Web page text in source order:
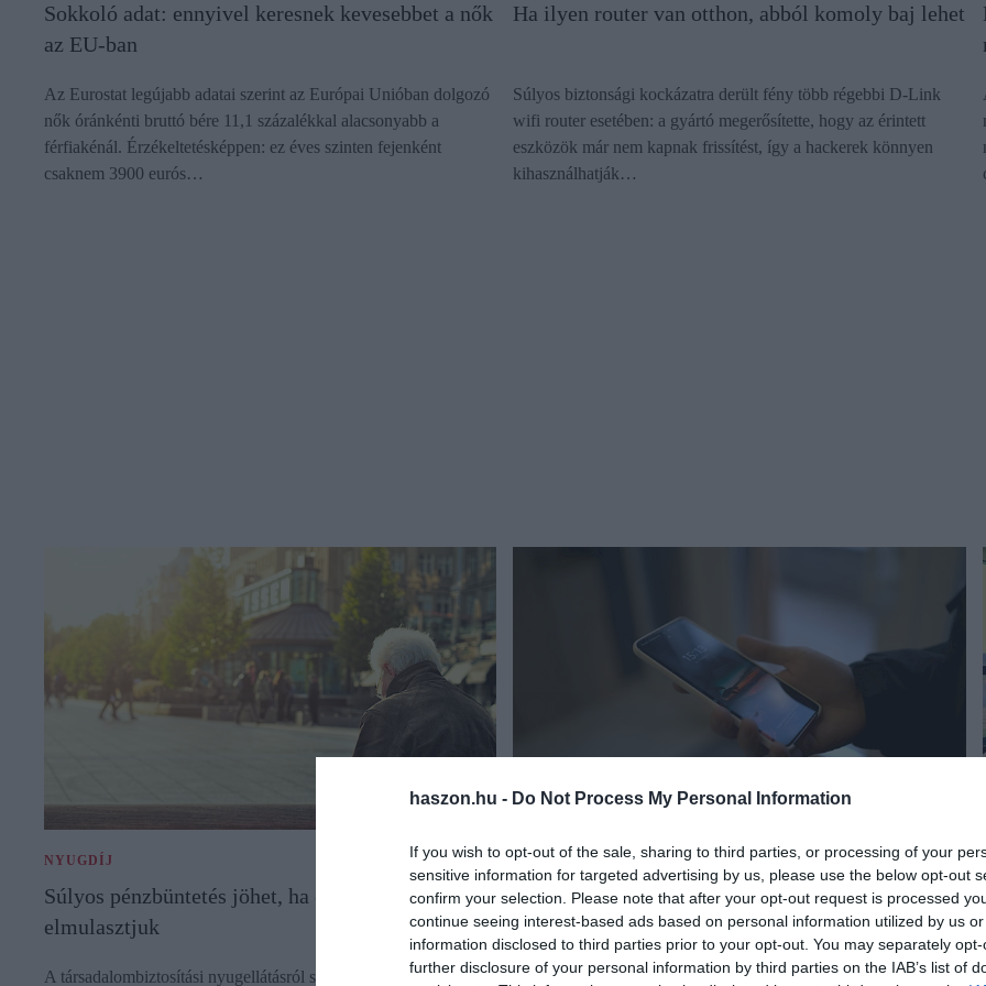
haszon.hu - Do Not Process My Personal Information
If you wish to opt-out of the sale, sharing to third parties, or processing of your
sensitive information for targeted advertising by us, please use the below opt-out
confirm your selection. Please note that after your opt-out request is processed
continue seeing interest-based ads based on personal information utilized by us
information disclosed to third parties prior to your opt-out. You may separately
further disclosure of your personal information by third parties on the IAB’s list of
Sokkoló adat: ennyivel keresnek kevesebbet a nők
az EU-ban
Az Eurostat legújabb adatai szerint az Európai Unióban dolgozó
nők óránkénti bruttó bére 11,1 százalékkal alacsonyabb a
férfiakénál. Érzékeltetésképpen: ez éves szinten fejenként
csaknem 3900 eurós…
Ha ilyen router van otthon, abból komoly baj lehet
Súlyos biztonsági kockázatra derült fény több régebbi D-Link
wifi router esetében: a gyártó megerősítette, hogy az érintett
eszközök már nem kapnak frissítést, így a hackerek könnyen
kihasználhatják…
NYUGDÍJ
Súlyos pénzbüntetés jöhet, ha ezt nyugdíjasként
elmulasztjuk
A társadalombiztosítási nyugellátásról szóló törvény szerint a
TELEFON
Lopásgátló újítások a Samsung mobiljain,
érdemes frissíteni
A Samsung-felhasználókat új lopásgátló funkciók védik az